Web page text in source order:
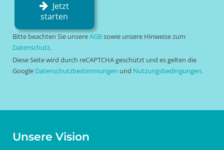
Jetzt
starten
Bitte beachten Sie unsereAGBsowie unsere Hinweise zum
Datenschutz.
Diese Seite wird durch reCAPTCHA geschützt und es gelten die
Google Datenschutzbestimmungen und Nutzungsbedingungen.
Unsere Vision